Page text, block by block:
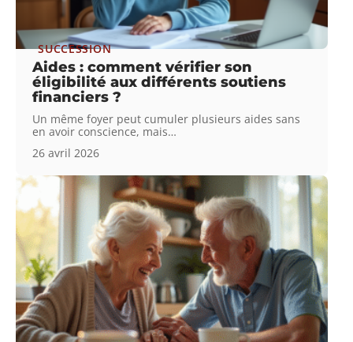
SUCCESSION
Aides : comment vérifier son
éligibilité aux différents soutiens
financiers ?
Un même foyer peut cumuler plusieurs aides sans
en avoir conscience, mais…
26 avril 2026